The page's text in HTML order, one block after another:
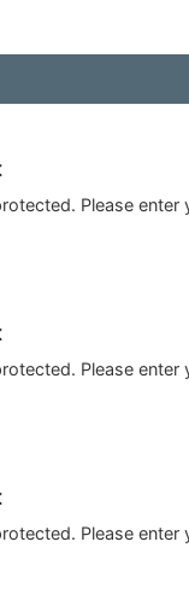
Please
Please
Please